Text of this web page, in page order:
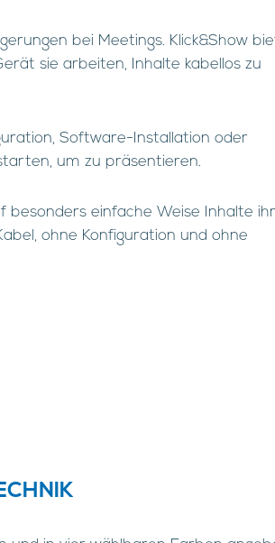
bei Meetings. Klick&Show
sie arbeiten, Inhalte kabellos zu
Software-Installation oder
um zu präsentieren.
besonders einfache Weise Inhalte
ohne Konfiguration und ohne